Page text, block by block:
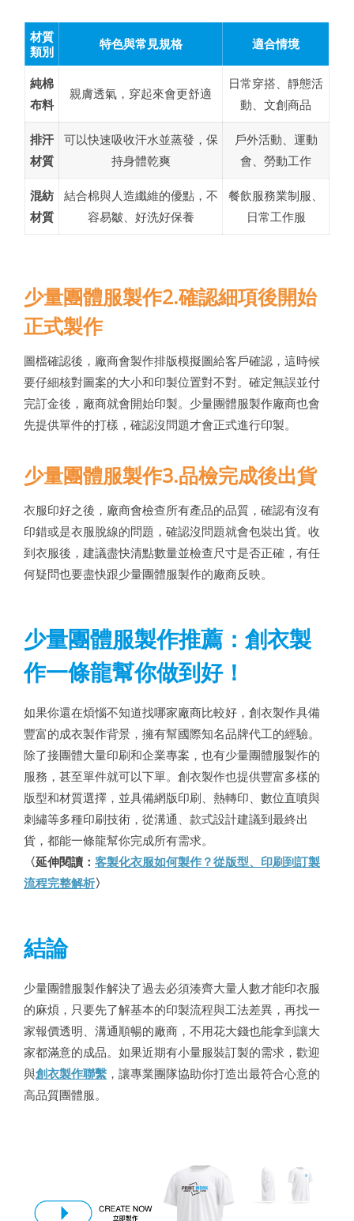
材質
類別
特色與常見規格 適合情境
純棉
布料
親膚透氣，穿起來會更舒適
日常穿搭、靜態活
動、文創商品
排汗
材質
可以快速吸收汗水並蒸發，保
持身體乾爽
戶外活動、運動
會、勞動工作
混紡
材質
結合棉與人造纖維的優點，不
容易皺、好洗好保養
餐飲服務業制服、
日常工作服
少量團體服製作2.確認細項後開始
正式製作
圖檔確認後，廠商會製作排版模擬圖給客戶確認，這時候
要仔細核對圖案的大小和印製位置對不對。確定無誤並付
完訂金後，廠商就會開始印製。少量團體服製作廠商也會
先提供單件的打樣，確認沒問題才會正式進行印製。
少量團體服製作3.品檢完成後出貨
衣服印好之後，廠商會檢查所有產品的品質，確認有沒有
印錯或是衣服脫線的問題，確認沒問題就會包裝出貨。收
到衣服後，建議盡快清點數量並檢查尺寸是否正確，有任
何疑問也要盡快跟少量團體服製作的廠商反映。
少量團體服製作推薦：創衣製
作一條龍幫你做到好！
如果你還在煩惱不知道找哪家廠商比較好，創衣製作具備
豐富的成衣製作背景，擁有幫國際知名品牌代工的經驗。
除了接團體大量印刷和企業專案，也有少量團體服製作的
服務，甚至單件就可以下單。創衣製作也提供豐富多樣的
版型和材質選擇，並具備網版印刷、熱轉印、數位直噴與
刺繡等多種印刷技術，從溝通、款式設計建議到最終出
貨，都能一條龍幫你完成所有需求。
〈延伸閱讀： 客製化衣服如何製作？從版型、印刷到訂製
流程完整解析〉
結論
少量團體服製作解決了過去必須湊齊大量人數才能印衣服
的麻煩，只要先了解基本的印製流程與工法差異，再找一
家報價透明、溝通順暢的廠商，不用花大錢也能拿到讓大
家都滿意的成品。如果近期有小量服裝訂製的需求，歡迎
與創衣製作聯繫 ，讓專業團隊協助你打造出最符合心意的
高品質團體服。